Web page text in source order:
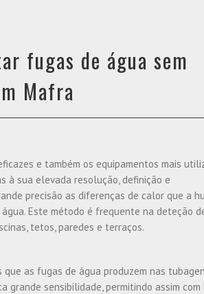
fugas de água sem
Mafra
e também os equipamentos mais
à sua elevada resolução, definição e
precisão as diferenças de calor que a
Este método é frequente na deteção
tetos, paredes e terraços.
as fugas de água produzem nas
grande sensibilidade, permitindo assim